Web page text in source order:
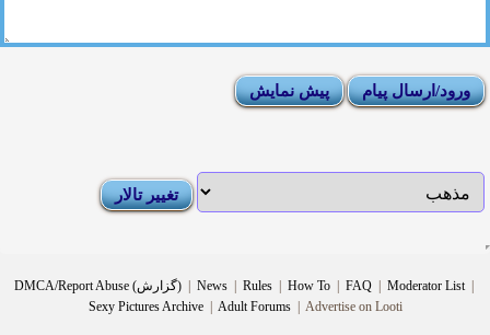
DMCA/Report Abuse (گزارش) News Rules How To FAQ Moderator List
Sexy Pictures Archive
Adult Forums Advertise on Looti